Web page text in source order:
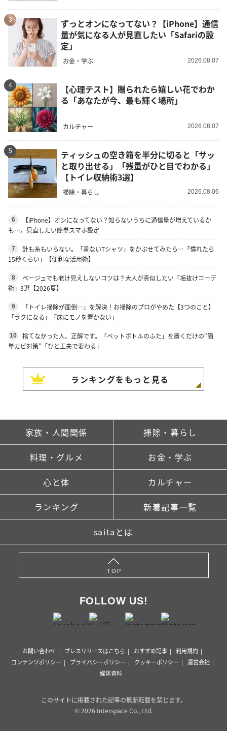
3
ずっとオンになってない？【iPhone】通信
量が気になる人が見直したい「Safariの設
定」
お金・学ぶ 2026.08.07
4
【心理テスト】贈られたら嬉しい花でわか
る「あなたが今、最も輝く場所」
カルチャー 2026.08.07
5
ティッシュの空き箱を半分に切ると「サッ
と取り出せる」「残量がひと目でわかる」
【トイレ収納術3選】
掃除・暮らし 2026.08.06
6
【iPhone】オンになってない？知らないうちに通信量が増えているか
も…。見直したい簡単スマホ設定
7
針も糸もいらない。「着ないTシャツ」をかぶせてみたら…「慣れたら
15秒くらい」【便利な活用術】
8
ベージュでも老け見えしないコツは？大人が真似したい「垢抜けコーデ
術」3選【2026夏】
9
「トイレ掃除が面倒…」を解決！お掃除のプロがやめた【3つのこと】
「ラクになる」「床にモノを置かない」
10
捨てなかった人、正解です。「ペットボトルのふた」を置くだけの"簡
単カビ対策"「ひと工夫で変わる」
ランキングをもっと見る
家族・人間関係 掃除・暮らし
料理・グルメ お金・学ぶ
心と体 カルチャー
ランキング 新着記事一覧
saitaとは
TOP
FOLLOW US!
お問い合わせ プレスリリースはこちら おすすめ記事
利用規約
コンテンツポリシー
プライバシーポリシー クッキーポリシー
運営会社
媒体資料
このサイトに掲載された記事の無断転載を禁じます。
© 2026 Interspace Co., Ltd.